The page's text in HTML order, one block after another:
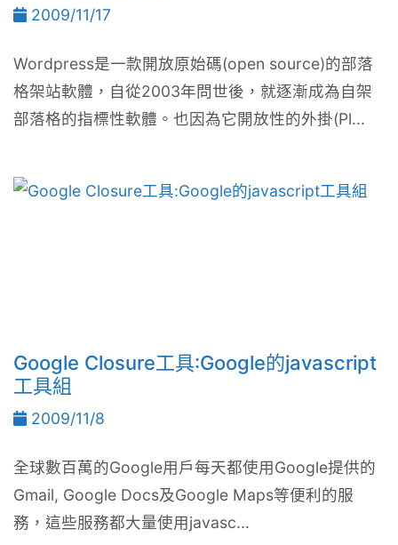
2009/11/17
Wordpress是一款開放原始碼(open source)的部落
格架站軟體，自從2003年問世後，就逐漸成為自架
部落格的指標性軟體。也因為它開放性的外掛(Pl...
Google Closure工具:Google的javascript
工具組
2009/11/8
全球數百萬的Google用戶每天都使用Google提供的
Gmail, Google Docs及Google Maps等便利的服
務，這些服務都大量使用javasc...